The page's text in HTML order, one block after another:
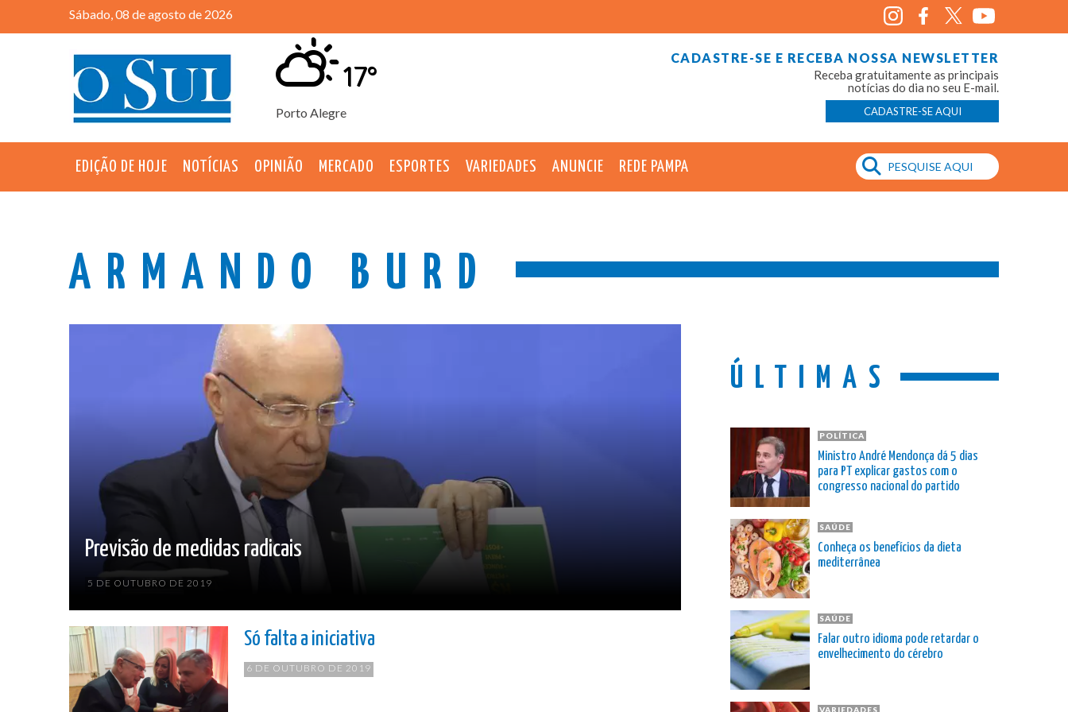
Sábado, 08 de agosto de 2026
Porto Alegre
17°
CADASTRE-SE E RECEBA NOSSA NEWSLETTER
Receba gratuitamente as principais
notícias do dia no seu E-mail.
CADASTRE-SE AQUI
EDIÇÃO DE HOJE NOTÍCIAS OPINIÃO MERCADO ESPORTES VARIEDADES ANUNCIE REDE PAMPA
ARMANDO BURD
Previsão de medidas radicais
5 DE OUTUBRO DE 2019
Só falta a iniciativa
6 DE OUTUBRO DE 2019
ÚLTIMAS
POLÍTICA
Ministro André Mendonça dá 5 dias
para PT explicar gastos com o
congresso nacional do partido
SAÚDE
Conheça os benefícios da dieta
mediterrânea
SAÚDE
Falar outro idioma pode retardar o
envelhecimento do cérebro
VARIEDADES